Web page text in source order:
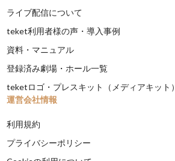
ライブ配信について
teket利用者様の声・導入事例
資料・マニュアル
登録済み劇場・ホール一覧
teketロゴ・プレスキット（メディアキット）
運営会社情報
利用規約
プライバシーポリシー